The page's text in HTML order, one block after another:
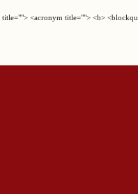
<acronym title=""> <b>